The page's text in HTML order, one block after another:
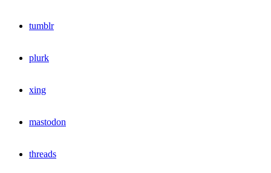
tumblr
plurk
xing
mastodon
threads